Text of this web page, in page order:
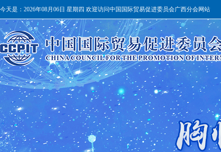
今天是： 2026年08月06日 星期四 欢迎访问中国国际贸易促进委员会广西分会网站